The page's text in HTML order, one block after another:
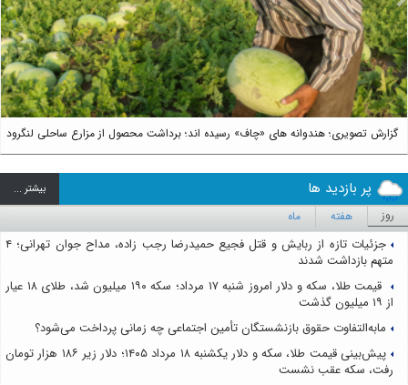
گزارش تصویری؛ هندوانه های «چاف» رسیده اند؛ برداشت محصول از مزارع ساحلی لنگرود
Next
پر بازدید ها بيشتر ...
روز هفته ماه
جزئیات تازه از ربایش و قتل فجیع حمیدرضا رجب زاده، مداح جوان تهرانی؛ ۴
متهم بازداشت شدند
قیمت طلا، سکه و دلار امروز شنبه ۱۷ مرداد؛ سکه ۱۹۰ میلیون شد، طلای ۱۸ عیار
از ۱۹ میلیون گذشت
مابه‌التفاوت حقوق بازنشستگان تأمین اجتماعی چه زمانی پرداخت می‌شود؟
پیش‌بینی قیمت طلا، سکه و دلار یکشنبه ۱۸ مرداد ۱۴۰۵؛ دلار زیر ۱۸۶ هزار تومان
رفت، سکه عقب نشست